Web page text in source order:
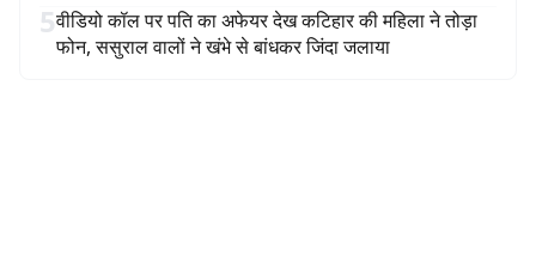
5वीडियो कॉल पर पति का अफेयर देख कटिहार की महिला ने तोड़ा
फोन, ससुराल वालों ने खंभे से बांधकर जिंदा जलाया